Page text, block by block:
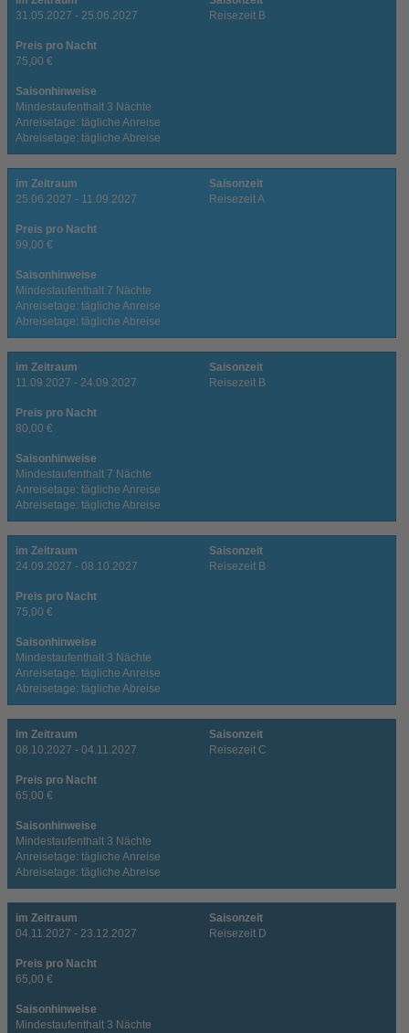
31.05.2027 - 25.06.2027
Reisezeit B
Preis pro Nacht
75,00 €
Saisonhinweise
Mindestaufenthalt 3 Nächte
Anreisetage: tägliche Anreise
Abreisetage: tägliche Abreise
im Zeitraum
25.06.2027 - 11.09.2027
Saisonzeit
Reisezeit A
Preis pro Nacht
99,00 €
Saisonhinweise
Mindestaufenthalt 7 Nächte
Anreisetage: tägliche Anreise
Abreisetage: tägliche Abreise
im Zeitraum
11.09.2027 - 24.09.2027
Saisonzeit
Reisezeit B
Preis pro Nacht
80,00 €
Saisonhinweise
Mindestaufenthalt 7 Nächte
Anreisetage: tägliche Anreise
Abreisetage: tägliche Abreise
im Zeitraum
24.09.2027 - 08.10.2027
Saisonzeit
Reisezeit B
Preis pro Nacht
75,00 €
Saisonhinweise
Mindestaufenthalt 3 Nächte
Anreisetage: tägliche Anreise
Abreisetage: tägliche Abreise
im Zeitraum
08.10.2027 - 04.11.2027
Saisonzeit
Reisezeit C
Preis pro Nacht
65,00 €
Saisonhinweise
Mindestaufenthalt 3 Nächte
Anreisetage: tägliche Anreise
Abreisetage: tägliche Abreise
im Zeitraum
04.11.2027 - 23.12.2027
Saisonzeit
Reisezeit D
Preis pro Nacht
65,00 €
Saisonhinweise
Mindestaufenthalt 3 Nächte